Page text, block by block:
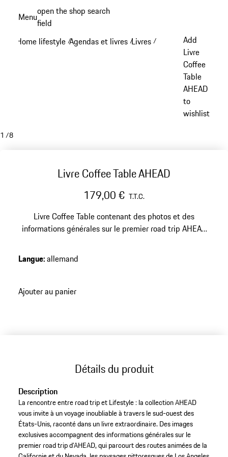
principal
Menuopen the shop search
field
Home lifestyle /Agendas et livres /Livres /
Add
Livre
Coffee
Table
AHEAD
to
wishlist
1 /8
Livre Coffee Table AHEAD
179,00 € T.T.C.
Livre Coffee Table contenant des photos et des
informations générales sur le premier road trip AHEAD
Langue:allemand
Ajouter au panier
Détails du produit
Description
La rencontre entre road trip et Lifestyle : la collection AHEAD
vous invite à un voyage inoubliable à travers le sud-ouest des
États-Unis, raconté dans un livre extraordinaire. Des images
exclusives accompagnent des informations générales sur le
premier road trip d’AHEAD, qui parcourt des routes animées de la